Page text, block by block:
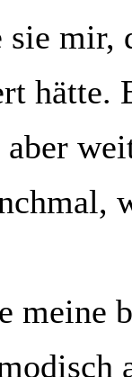
mir,
hätte.
meine